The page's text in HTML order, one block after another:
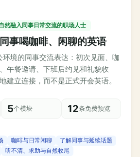
然融入同事日常交流的职场人士
事喝咖啡、闲聊的英语
境的同事交流表达：初次见面、咖
午餐邀请、下班后约见和礼貌收
建立连接，而不是正式开会英语。
5个模块 12条免费预览
咖啡与日常闲聊
了解同事与延续话题
听不清、求助与自然收尾